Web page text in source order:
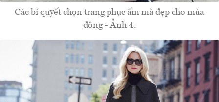
Các bí quyết chọn trang phục ấm mà đẹp cho mùa
đông - Ảnh 4.